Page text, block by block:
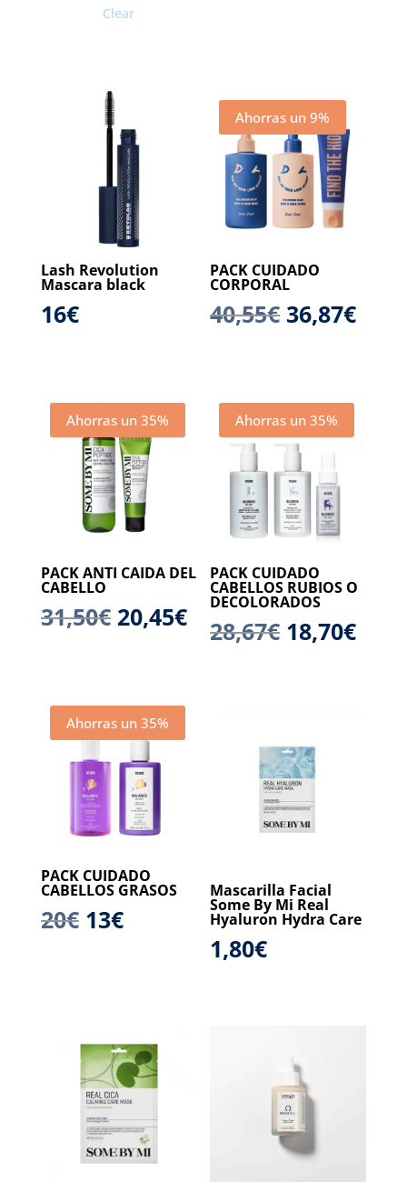
Clear
Lash Revolution
Mascara black
16€
Ahorras un 9%
PACK CUIDADO
CORPORAL
40,55€ El
era:
40,55€.
36,87€El
Ahorras un 35%
PACK ANTI CAIDA DEL
CABELLO
31,50€ El
era:
31,50€.
20,45€El
precio
Ahorras un 35%
PACK CUIDADO
CABELLOS RUBIOS O
DECOLORADOS
28,67€ El
28,67€.
18,70€El
Ahorras un 35%
PACK CUIDADO
CABELLOS GRASOS
20€ El
20€.
13€El
13€.
Mascarilla Facial
Some By Mi Real
Hyaluron Hydra Care
1,80€